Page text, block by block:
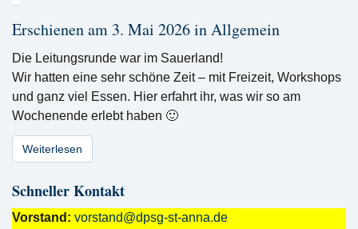
Erschienen am 3. Mai 2026 inAllgemein
Die Leitungsrunde war im Sauerland!
Wir hatten eine sehr schöne Zeit – mit Freizeit, Workshops
und ganz viel Essen. Hier erfahrt ihr, was wir so am
Wochenende erlebt haben 🙂
Weiterlesen
Schneller Kontakt
Vorstand: vorstand@dpsg-st-anna.de